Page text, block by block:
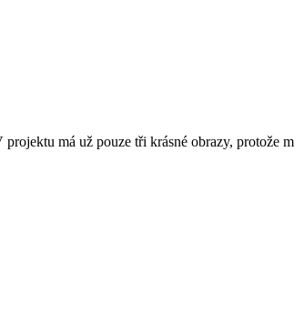
má už pouze tři krásné obrazy, protože